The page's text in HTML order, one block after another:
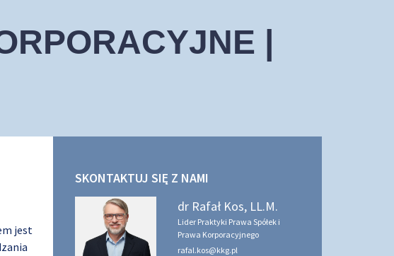
|
jest
SKONTAKTUJ SIĘ Z NAMI
dr Rafał Kos, LL.M.
Lider Praktyki Prawa Spółek i
Prawa Korporacyjnego
rafal.kos@kkg.pl